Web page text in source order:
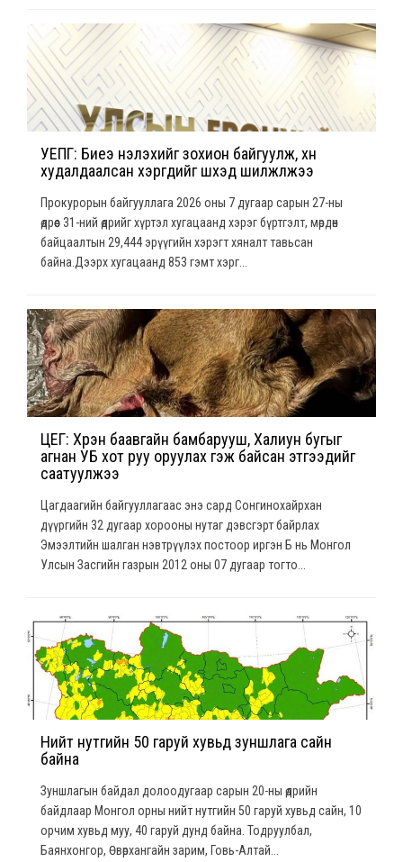
УЕПГ: Биеэ үнэлэхийг зохион байгуулж, хүн
худалдаалсан хэргүүдийг шүүхэд шилжүүлжээ
Прокурорын байгууллага 2026 оны 7 дугаар сарын 27-ны
өдрөөс 31-ний өдрийг хүртэл хугацаанд хэрэг бүртгэлт, мөрдөн
байцаалтын 29,444 эрүүгийн хэрэгт хяналт тавьсан
байна.Дээрх хугацаанд 853 гэмт хэрг...
ЦЕГ: Хүрэн баавгайн бамбарууш, Халиун бугыг
агнан УБ хот руу оруулах гэж байсан этгээдийг
саатуулжээ
Цагдаагийн байгууллагаас энэ сард Сонгинохайрхан
дүүргийн 32 дугаар хорооны нутаг дэвсгэрт байрлах
Эмээлтийн шалган нэвтрүүлэх постоор иргэн Б нь Монгол
Улсын Засгийн газрын 2012 оны 07 дугаар тогто...
Нийт нутгийн 50 гаруй хувьд зуншлага сайн
байна
Зуншлагын байдал долоодугаар сарын 20-ны өдрийн
байдлаар Монгол орны нийт нутгийн 50 гаруй хувьд сайн, 10
орчим хувьд муу, 40 гаруй дунд байна. Тодруулбал,
Баянхонгор, Өвөрхангайн зарим, Говь-Алтай...